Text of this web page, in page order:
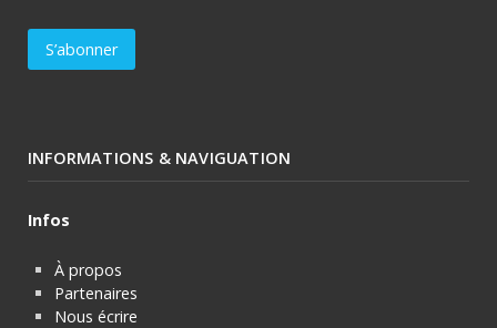
INFORMATIONS & NAVIGUATION
Infos
À propos
Partenaires
Nous écrire